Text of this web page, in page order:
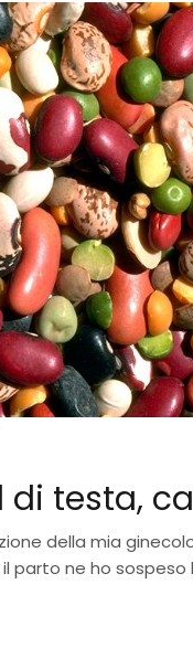
testa,
della mia
ne ho sospeso